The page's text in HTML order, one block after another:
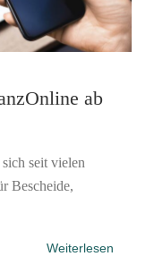
ab
seit vielen
Bescheide,
Weiterlesen